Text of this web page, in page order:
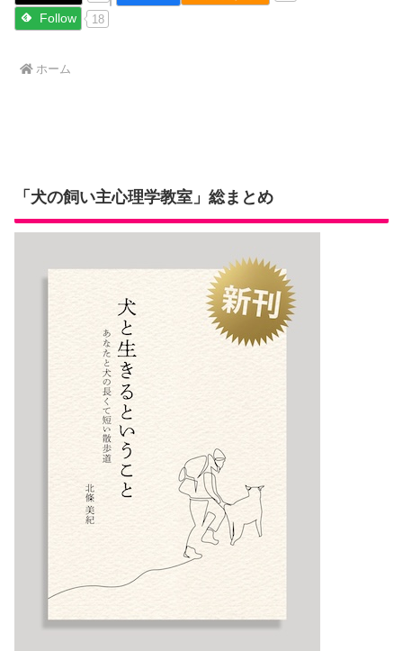
Follow 18
ホーム
「犬の飼い主心理学教室」総まとめ